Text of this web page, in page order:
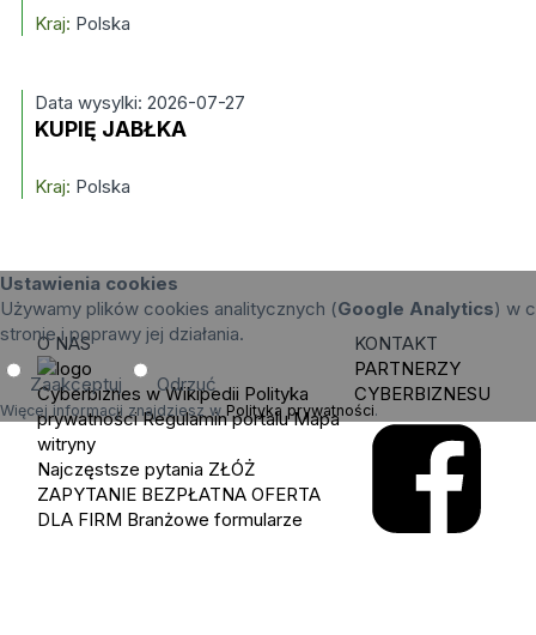
Kraj: Polska
Data wysylki: 2026-07-27
KUPIĘ JABŁKA
Kraj: Polska
Ustawienia cookies
Używamy plików cookies analitycznych (Google Analytics) w
stronie i poprawy jej działania.
Zaakceptuj Odrzuć
Więcej informacji znajdziesz w Polityka prywatności.
O NAS
Cyberbiznes w Wikipedii Polityka
prywatności Regulamin portalu Mapa
witryny
Najczęstsze pytania ZŁÓŻ
ZAPYTANIE BEZPŁATNA OFERTA
DLA FIRM Branżowe formularze
KONTAKT
PARTNERZY
CYBERBIZNESU